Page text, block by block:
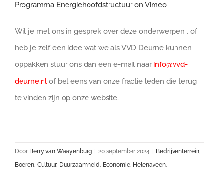
Programma Energiehoofdstructuur on Vimeo
Wil je met ons in gesprek over deze onderwerpen , of
heb je zelf een idee wat we als VVD Deurne kunnen
oppakken stuur ons dan een e-mail naar info@vvd-
deurne.nlof bel eens van onze fractie leden die terug
te vinden zijn op onze website.
Door Berry van Waayenburg 20 september 2024 Bedrijventerrein,
Boeren, Cultuur, Duurzaamheid, Economie, Helenaveen,